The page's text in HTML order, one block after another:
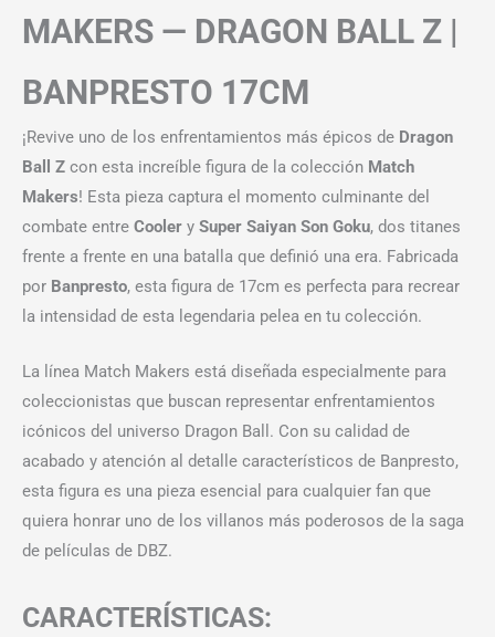
MAKERS — DRAGON BALL Z |
BANPRESTO 17CM
¡Revive uno de los enfrentamientos más épicos de Dragon
Ball Z con esta increíble figura de la colección Match
Makers! Esta pieza captura el momento culminante del
combate entre Cooler y Super Saiyan Son Goku, dos titanes
frente a frente en una batalla que definió una era. Fabricada
por Banpresto, esta figura de 17cm es perfecta para recrear
la intensidad de esta legendaria pelea en tu colección.
La línea Match Makers está diseñada especialmente para
coleccionistas que buscan representar enfrentamientos
icónicos del universo Dragon Ball. Con su calidad de
acabado y atención al detalle característicos de Banpresto,
esta figura es una pieza esencial para cualquier fan que
quiera honrar uno de los villanos más poderosos de la saga
de películas de DBZ.
CARACTERÍSTICAS: